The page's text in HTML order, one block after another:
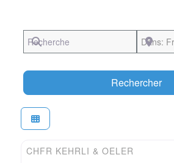
Recherche Près de
Rechercher
Easydem
CHFR KEHRLI & OELER